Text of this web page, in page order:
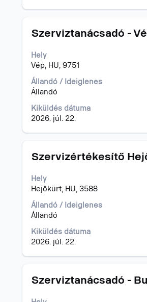
Cím
Szerviztanácsadó -
Hely
Vép, HU, 9751
Állandó / Ideiglenes
Állandó
Kiküldés dátuma
2026. júl. 22.
Jelölje
a
szóköz
billentyűvel
az
állásinformáció
tartalmának
megtekintéséhez.
Cím
Szervizértékesítő
Hely
Hejőkürt, HU, 3588
Állandó / Ideiglenes
Állandó
Kiküldés dátuma
2026. júl. 22.
Jelölje
a
szóköz
billentyűvel
az
állásinformáció
tartalmának
megtekintéséhez.
Cím
Szerviztanácsadó -
Jelölje
a